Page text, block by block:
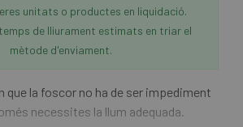
unitats o productes en liquidació.
de lliurament estimats en triar el
mètode d'enviament.
que la foscor no ha de ser impediment
necessites la llum adequada.